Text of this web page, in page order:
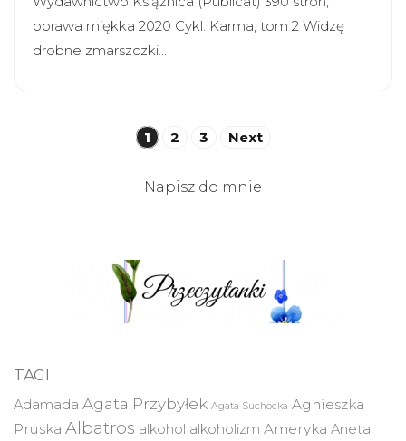
oprawa miękka 2020 Cykl: Karma, tom 2 Widzę
drobne zmarszczki…
Stronicowanie
1 2 3 Next
Napisz do mnie
TAGI
Adamada Agata Przybyłek Agata Suchocka Agnieszka
Pruska Albatros alkohol alkoholizm Ameryka Aneta